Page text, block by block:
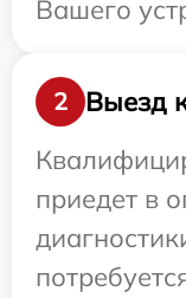
Вашего
2
Выезд
приедет в